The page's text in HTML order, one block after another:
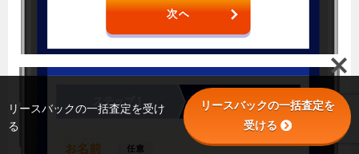
リースバックの一括査定を受け
る
リースバックの一括査定を
受ける